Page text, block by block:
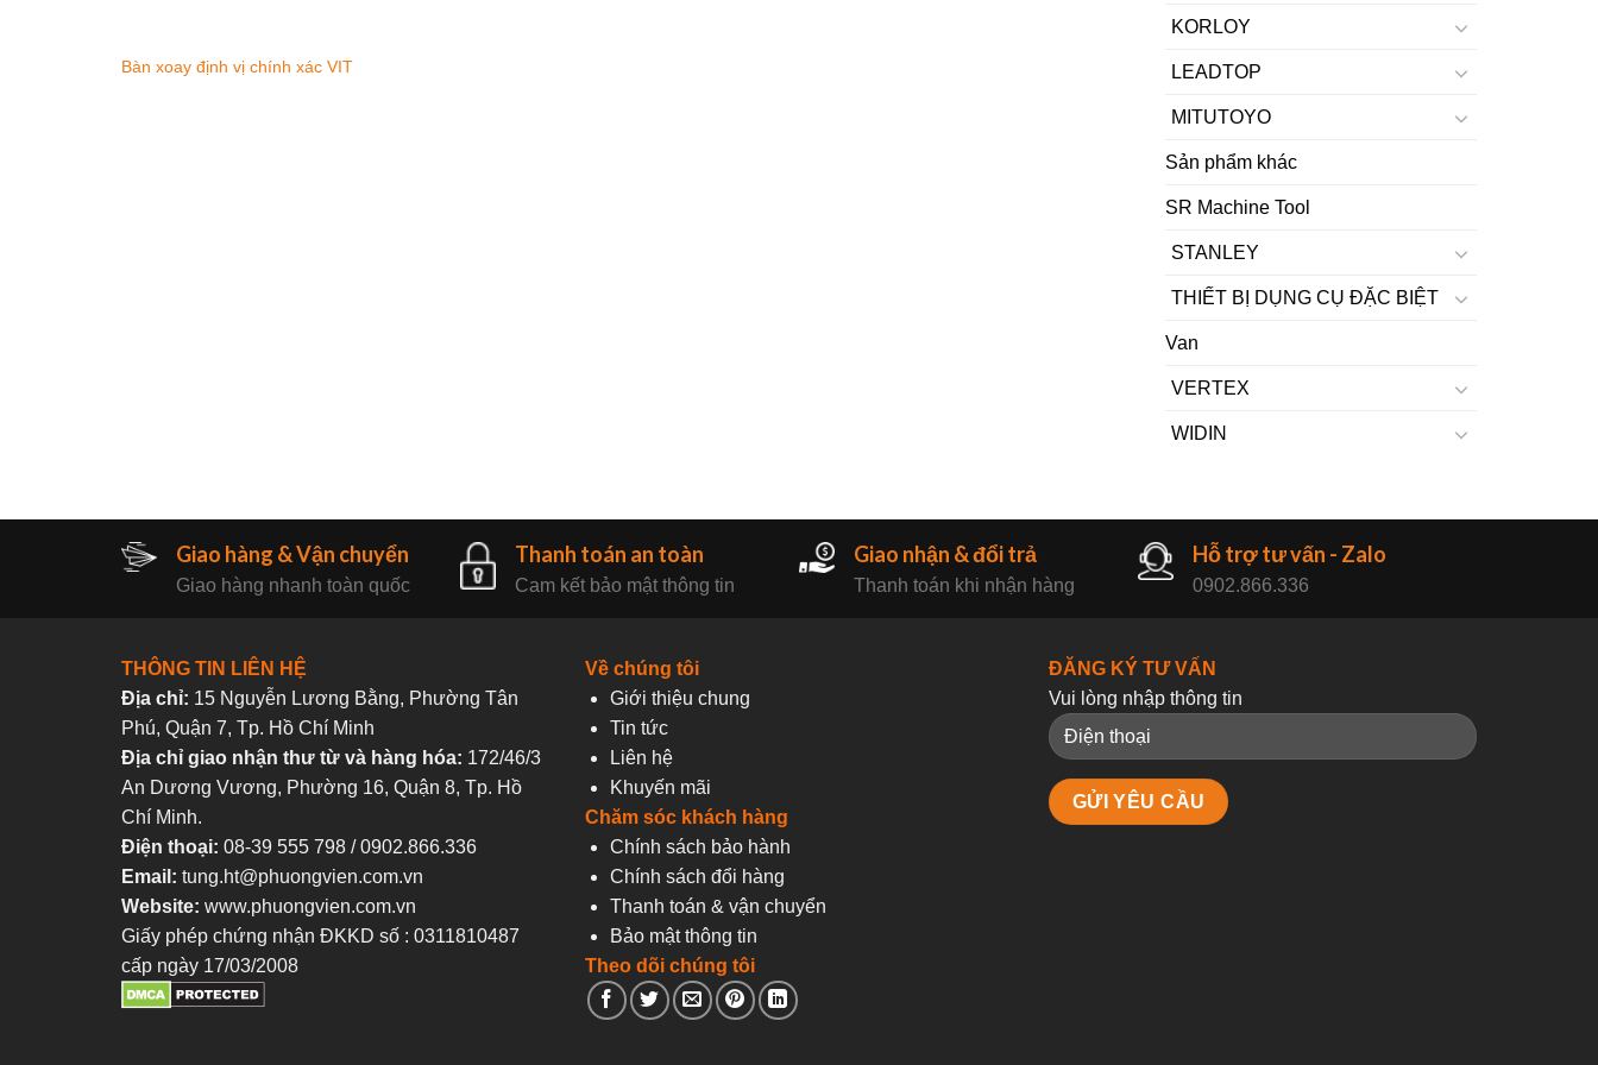
Bàn xoay định vị chính xác VIT
KORLOY
LEADTOP
MITUTOYO
Sản phẩm khác
SR Machine Tool
STANLEY
THIẾT BỊ DỤNG CỤ ĐẶC BIỆT
Van
VERTEX
WIDIN
Giao hàng & Vận chuyển
Giao hàng nhanh toàn quốc
Thanh toán an toàn
Cam kết bảo mật thông tin
Giao nhận & đổi trả
Thanh toán khi nhận hàng
Hỗ trợ tư vấn - Zalo
0902.866.336
THÔNG TIN LIÊN HỆ
Địa chỉ: 15 Nguyễn Lương Bằng, Phường Tân
Phú, Quận 7, Tp. Hồ Chí Minh
Địa chỉ giao nhận thư từ và hàng hóa: 172/46/3
An Dương Vương, Phường 16, Quận 8, Tp. Hồ
Chí Minh.
Điện thoại: 08-39 555 798 / 0902.866.336
Email: tung.ht@phuongvien.com.vn
Website: www.phuongvien.com.vn
Giấy phép chứng nhận ĐKKD số : 0311810487
cấp ngày 17/03/2008
Về chúng tôi
Giới thiệu chung
Tin tức
Liên hệ
Khuyến mãi
Chăm sóc khách hàng
Chính sách bảo hành
Chính sách đổi hàng
Thanh toán & vận chuyển
Bảo mật thông tin
Theo dõi chúng tôi
ĐĂNG KÝ TƯ VẤN
Vui lòng nhập thông tin